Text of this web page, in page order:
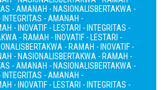
- AMANAH - NASIONALISBERTAKWA -
INTEGRITAS - AMANAH -
- INOVATIF - LESTARI - INTEGRITAS -
- RAMAH - INOVATIF - LESTARI -
BERTAKWA - RAMAH - INOVATIF -
- NASIONALISBERTAKWA - RAMAH -
- AMANAH - NASIONALISBERTAKWA -
INTEGRITAS - AMANAH -
- INOVATIF - LESTARI - INTEGRITAS -